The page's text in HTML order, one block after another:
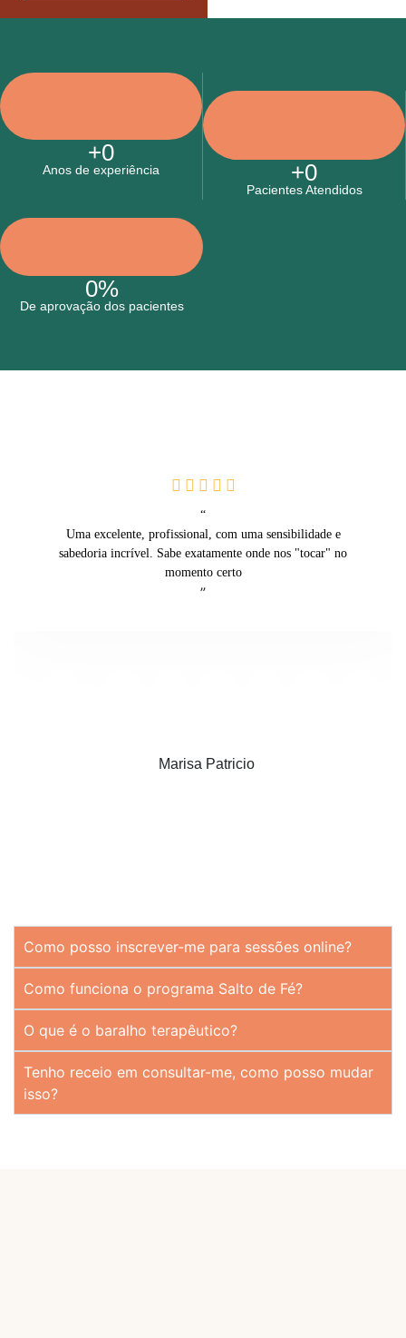
+0
Anos de experiência +0
Pacientes Atendidos
0%
De aprovação dos pacientes
“
Uma excelente, profissional, com uma sensibilidade e
sabedoria incrível. Sabe exatamente onde nos "tocar" no
momento certo
”
Marisa Patricio
Como posso inscrever-me para sessões online?
Como funciona o programa Salto de Fé?
O que é o baralho terapêutico?
Tenho receio em consultar-me, como posso mudar
isso?